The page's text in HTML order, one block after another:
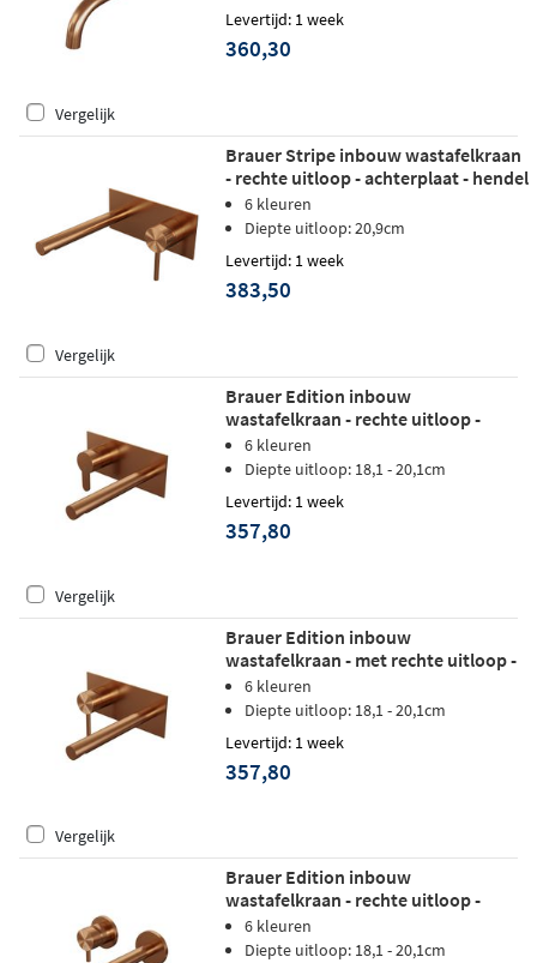
Levertijd: 1 week
360,30
Vergelijk
Brauer Stripe inbouw wastafelkraan
- rechte uitloop - achterplaat - hendel
1 rechts - geborsteld koper PVD
6 kleuren
Diepte uitloop: 20,9cm
Levertijd: 1 week
383,50
Vergelijk
Brauer Edition inbouw
wastafelkraan - rechte uitloop -
achterplaat - hendel 4 links -
geborsteld koper PVD
6 kleuren
Diepte uitloop: 18,1 - 20,1cm
Levertijd: 1 week
357,80
Vergelijk
Brauer Edition inbouw
wastafelkraan - met rechte uitloop -
achterplaat - hendel 1 links -
geborsteld koper PVD
6 kleuren
Diepte uitloop: 18,1 - 20,1cm
Levertijd: 1 week
357,80
Vergelijk
Brauer Edition inbouw
wastafelkraan - rechte uitloop -
rozetten - hendel 5 links - geborsteld
koper PVD
6 kleuren
Diepte uitloop: 18,1 - 20,1cm